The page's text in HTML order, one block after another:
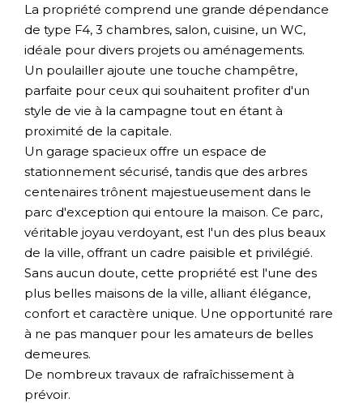
La propriété comprend une grande dépendance
de type F4, 3 chambres, salon, cuisine, un WC,
idéale pour divers projets ou aménagements.
Un poulailler ajoute une touche champêtre,
parfaite pour ceux qui souhaitent profiter d'un
style de vie à la campagne tout en étant à
proximité de la capitale.
Un garage spacieux offre un espace de
stationnement sécurisé, tandis que des arbres
centenaires trônent majestueusement dans le
parc d'exception qui entoure la maison. Ce parc,
véritable joyau verdoyant, est l'un des plus beaux
de la ville, offrant un cadre paisible et privilégié.
Sans aucun doute, cette propriété est l'une des
plus belles maisons de la ville, alliant élégance,
confort et caractère unique. Une opportunité rare
à ne pas manquer pour les amateurs de belles
demeures.
De nombreux travaux de rafraîchissement à
prévoir.